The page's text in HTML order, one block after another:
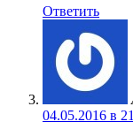
Ответить
04.05.2016 в